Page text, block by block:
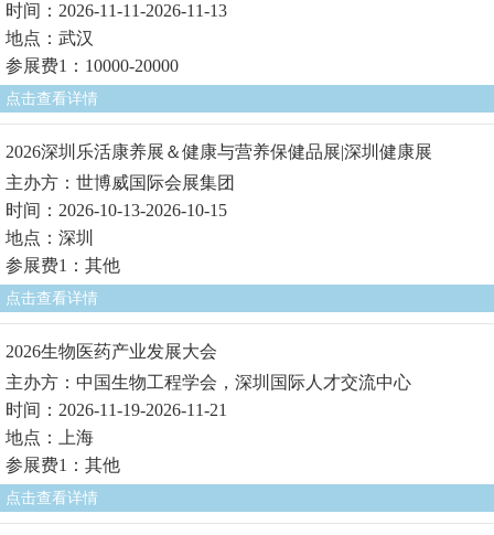
时间：2026-11-11-2026-11-13
地点：武汉
参展费1：10000-20000
点击查看详情
2026深圳乐活康养展＆健康与营养保健品展|深圳健康展
主办方：世博威国际会展集团
时间：2026-10-13-2026-10-15
地点：深圳
参展费1：其他
点击查看详情
2026生物医药产业发展大会
主办方：中国生物工程学会，深圳国际人才交流中心
时间：2026-11-19-2026-11-21
地点：上海
参展费1：其他
点击查看详情